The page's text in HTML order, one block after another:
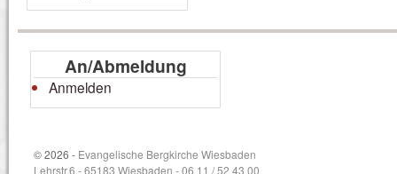
An/Abmeldung
Anmelden
© 2026 - Evangelische Bergkirche Wiesbaden
Lehrstr.6 - 65183 Wiesbaden - 06 11 / 52 43 00